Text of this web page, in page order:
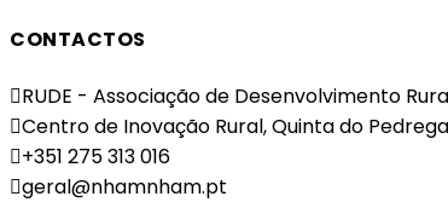
CONTACTOS
RUDE - Associação de Desenvolvimento
Centro de Inovação Rural, Quinta do
+351 275 313 016
geral@nhamnham.pt